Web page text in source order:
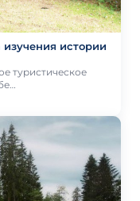
истории
туристическое